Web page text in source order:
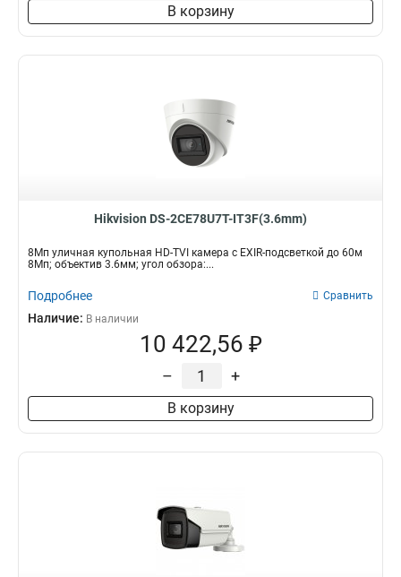
В корзину
Hikvision DS-2CE78U7T-IT3F(3.6mm)
8Мп уличная купольная HD-TVI камера с EXIR-подсветкой до 60м
8Мп; объектив 3.6мм; угол обзора:...
Подробнее Сравнить
Наличие: В наличии
10 422,56 ₽
– +
В корзину